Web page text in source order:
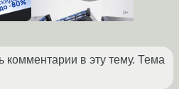
комментарии в эту тему. Тема